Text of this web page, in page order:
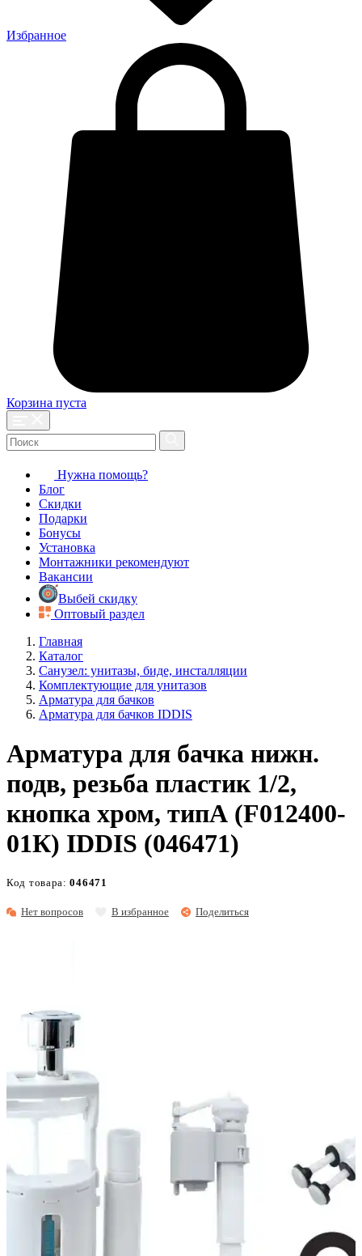
Избранное
Корзина пуста
Нужна помощь?
Блог
Скидки
Подарки
Бонусы
Установка
Монтажники рекомендуют
Вакансии
Выбей скидку
Оптовый раздел
Главная
Каталог
Санузел: унитазы, биде, инсталляции
Комплектующие для унитазов
Арматура для бачков
Арматура для бачков IDDIS
Арматура для бачка нижн.
подв, резьба пластик 1/2,
кнопка хром, типА (F012400-
01К) IDDIS (046471)
Нет вопросов В избранное Поделиться
Код товара:046471